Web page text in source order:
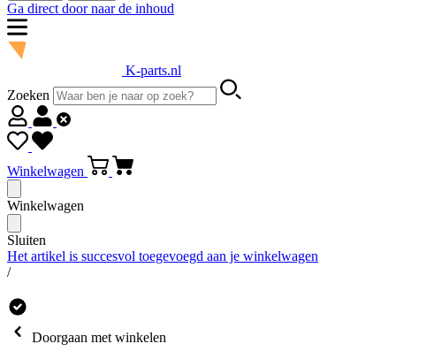
Ga direct door naar de inhoud
K-parts.nl
Zoeken
Winkelwagen
Winkelwagen
Sluiten
Het artikel is succesvol toegevoegd aan je winkelwagen
/
Doorgaan met winkelen